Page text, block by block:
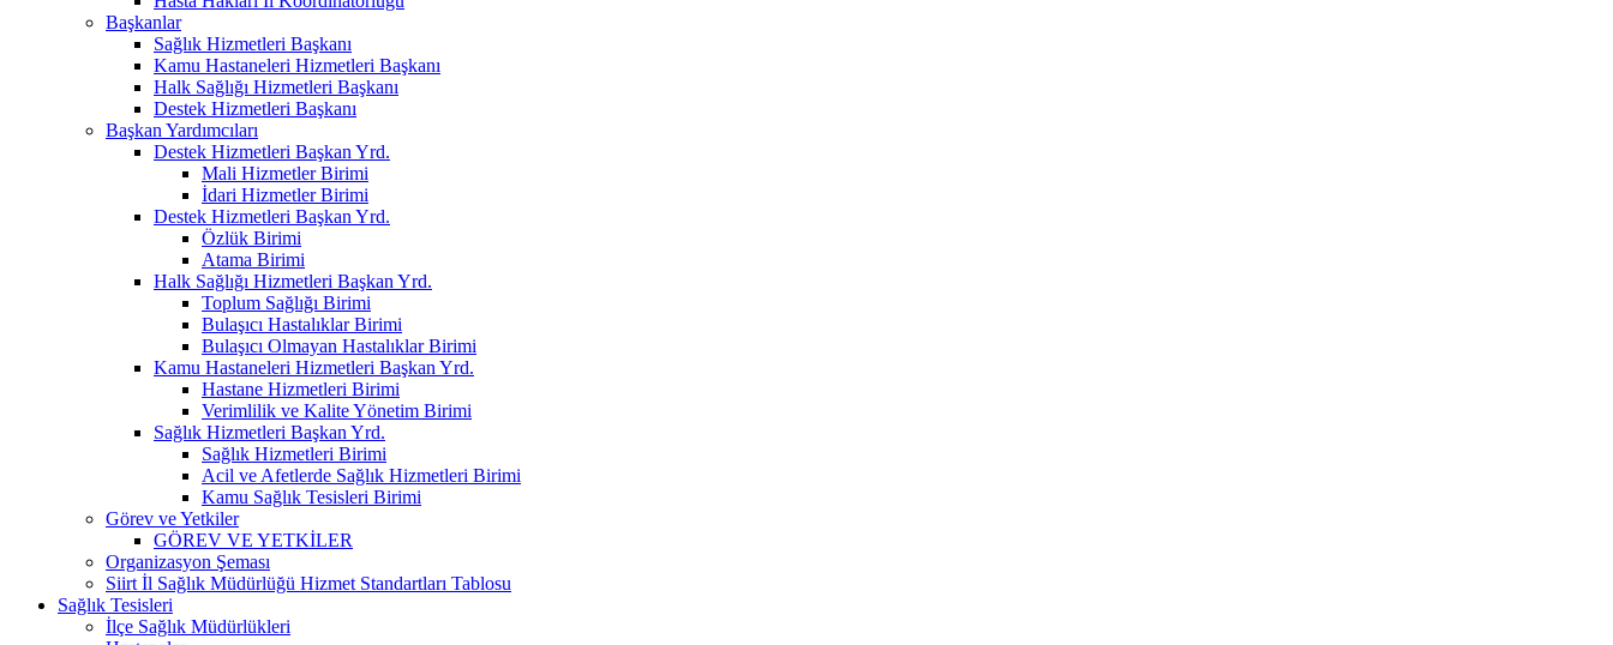
Başkanlar
Sağlık Hizmetleri Başkanı
Kamu Hastaneleri Hizmetleri Başkanı
Halk Sağlığı Hizmetleri Başkanı
Destek Hizmetleri Başkanı
Başkan Yardımcıları
Destek Hizmetleri Başkan Yrd.
Mali Hizmetler Birimi
İdari Hizmetler Birimi
Destek Hizmetleri Başkan Yrd.
Özlük Birimi
Atama Birimi
Halk Sağlığı Hizmetleri Başkan Yrd.
Toplum Sağlığı Birimi
Bulaşıcı Hastalıklar Birimi
Bulaşıcı Olmayan Hastalıklar Birimi
Kamu Hastaneleri Hizmetleri Başkan Yrd.
Hastane Hizmetleri Birimi
Verimlilik ve Kalite Yönetim Birimi
Sağlık Hizmetleri Başkan Yrd.
Sağlık Hizmetleri Birimi
Acil ve Afetlerde Sağlık Hizmetleri Birimi
Kamu Sağlık Tesisleri Birimi
Görev ve Yetkiler
GÖREV VE YETKİLER
Organizasyon Şeması
Siirt İl Sağlık Müdürlüğü Hizmet Standartları Tablosu
Sağlık Tesisleri
İlçe Sağlık Müdürlükleri